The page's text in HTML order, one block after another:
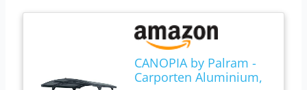
CANOPIA by Palram -
Carporten Aluminium,